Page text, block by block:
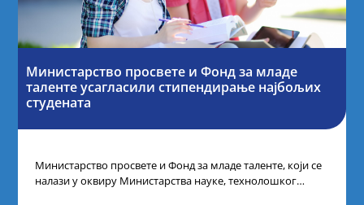
Министарство просвете и Фонд за младе
таленте усагласили стипендирање најбољих
студената
Министарство просвете и Фонд за младе таленте, који се
налази у оквиру Министарства науке, технолошког